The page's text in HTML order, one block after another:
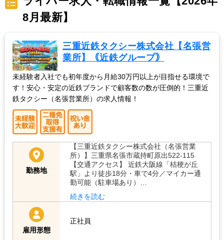
8月最新】
三重近鉄タクシー株式会社【名張営
業所】｟近鉄グループ｠
未経験者入社でも初年度から月給30万円以上が目指せる環境で
す！安心・安定の近鉄ブランドで顧客数の数が圧倒的！三重近
鉄タクシー（名張営業所）の求人情報！
勤務地
【三重近鉄タクシー株式会社（名張営業
所）】三重県名張市蔵持町原出522-115
【交通アクセス】 近鉄大阪線「桔梗が丘
駅」より徒歩18分・車で4分／マイカー通
勤可能（駐車場あり）…
続きを読む
雇用形態
正社員